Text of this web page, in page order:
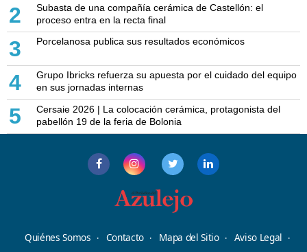
2
Subasta de una compañía cerámica de Castellón: el
proceso entra en la recta final
3 Porcelanosa publica sus resultados económicos
4
Grupo Ibricks refuerza su apuesta por el cuidado del equipo
en sus jornadas internas
5
Cersaie 2026 | La colocación cerámica, protagonista del
pabellón 19 de la feria de Bolonia
Quiénes Somos Contacto Mapa del Sitio
Aviso Legal